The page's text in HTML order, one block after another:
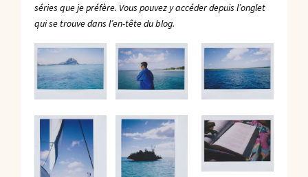
séries que je préfère. Vous pouvez y accéder depuis l’onglet
qui se trouve dans l’en-tête du blog.